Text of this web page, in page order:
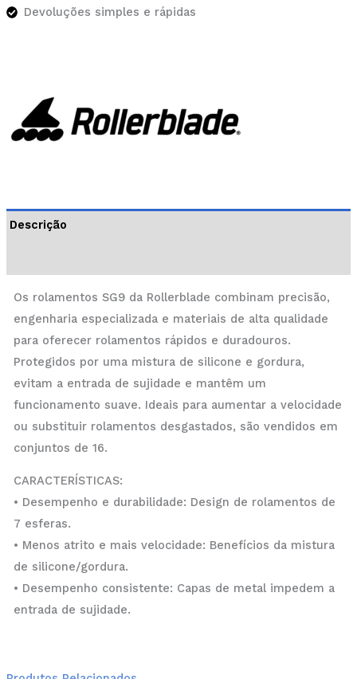
Devoluções simples e rápidas
Descrição
Os rolamentos SG9 da Rollerblade combinam precisão,
engenharia especializada e materiais de alta qualidade
para oferecer rolamentos rápidos e duradouros.
Protegidos por uma mistura de silicone e gordura,
evitam a entrada de sujidade e mantêm um
funcionamento suave. Ideais para aumentar a velocidade
ou substituir rolamentos desgastados, são vendidos em
conjuntos de 16.
CARACTERÍSTICAS:
• Desempenho e durabilidade: Design de rolamentos de
7 esferas.
• Menos atrito e mais velocidade: Benefícios da mistura
de silicone/gordura.
• Desempenho consistente: Capas de metal impedem a
entrada de sujidade.